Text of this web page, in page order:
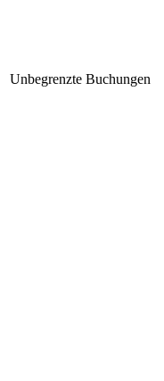
Unbegrenzte Buchungen